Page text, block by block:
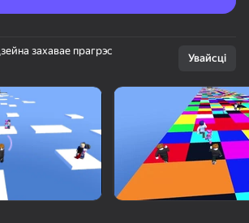
прыладу
толькі ў гарызантальнай
арыентацыі
захавае прагрэс
Увайсці